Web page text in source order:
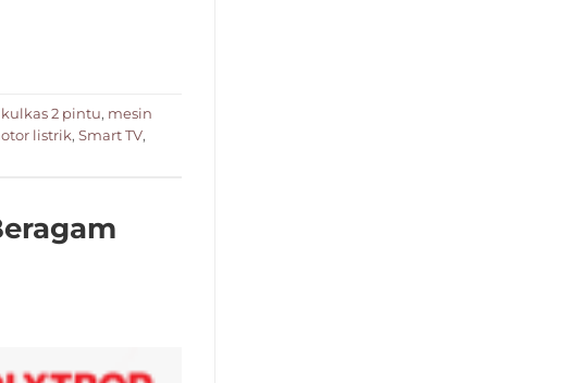
kulkas 2 pintu, mesin
listrik, Smart TV,